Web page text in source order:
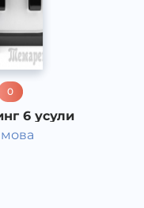
0
6 усули